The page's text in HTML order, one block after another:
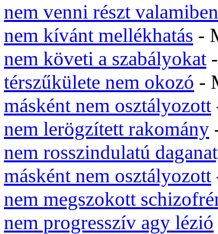
nem venni részt valamiben
nem kívánt mellékhatás -
nem követi a szabályokat
térszűkülete nem okozó -
másként nem osztályozott
nem lerögzített rakomány
nem rosszindulatú
másként nem osztályozott
nem megszokott
nem progresszív agy lézió